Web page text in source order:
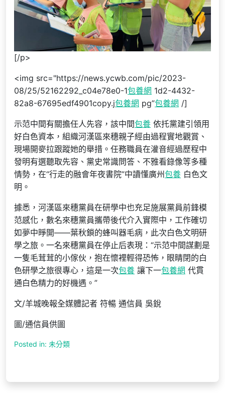
[/p>
<img src="https://news.ycwb.com/pic/2023-
08/25/52162292_c04e78e0-1包養網 1d2-4432-
82a8-67695edf4901copy.j包養網 pg”包養網 /]
示范中間有關擔任人先容，該中間包養 依托黨建引領用
好白色資本，組織河漢區來穗親子經由過程實地觀賞、
現場開麥拉跟蹤她的舉措。任務職員在灌音經過歷程中
發明有選聽取先容、黨史常識問答、不雅看錄像等多種
情勢，在“行走的融會年夜書院”中讀懂廣州包養 白色文
明。
據悉，河漢區來穗黨員在研學中也充足施展黨員前鋒模
范感化，數名來穗黨員攜帶後代介入實際中，工作確切
如夢中睜開——葉秋鎖的蜂叫器毛病，此次白色文明研
學之旅。一名來穗黨員在停止后表現：“示范中間謀劃是
一隻毛茸茸的小傢伙，抱在懷裡輕得恐怖，眼睛閉的白
色研學之旅很專心，這是一次包養 讓下一包養網 代貫
通白色精力的好機遇。”
文/羊城晚報全媒體記者 符暢 通信員 吳銳
圖/通信員供圖
Posted in: 未分類